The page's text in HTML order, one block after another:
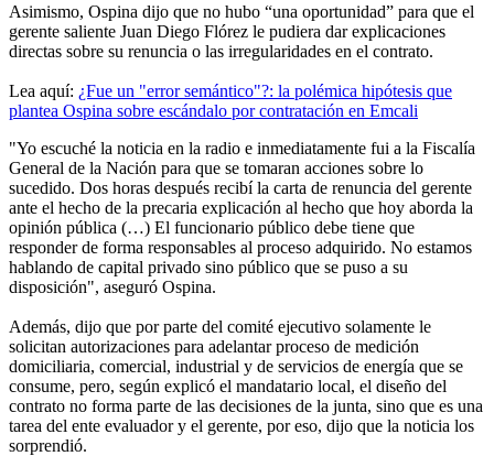
Asimismo, Ospina dijo que no hubo “una oportunidad” para que el
gerente saliente Juan Diego Flórez le pudiera dar explicaciones
directas sobre su renuncia o las irregularidades en el contrato.
Lea aquí: ¿Fue un "error semántico"?: la polémica hipótesis que
plantea Ospina sobre escándalo por contratación en Emcali
"Yo escuché la noticia en la radio e inmediatamente fui a la Fiscalía
General de la Nación para que se tomaran acciones sobre lo
sucedido. Dos horas después recibí la carta de renuncia del gerente
ante el hecho de la precaria explicación al hecho que hoy aborda la
opinión pública (…) El funcionario público debe tiene que
responder de forma responsables al proceso adquirido. No estamos
hablando de capital privado sino público que se puso a su
disposición", aseguró Ospina.
Además, dijo que por parte del comité ejecutivo solamente le
solicitan autorizaciones para adelantar proceso de medición
domiciliaria, comercial, industrial y de servicios de energía que se
consume, pero, según explicó el mandatario local, el diseño del
contrato no forma parte de las decisiones de la junta, sino que es una
tarea del ente evaluador y el gerente, por eso, dijo que la noticia los
sorprendió.